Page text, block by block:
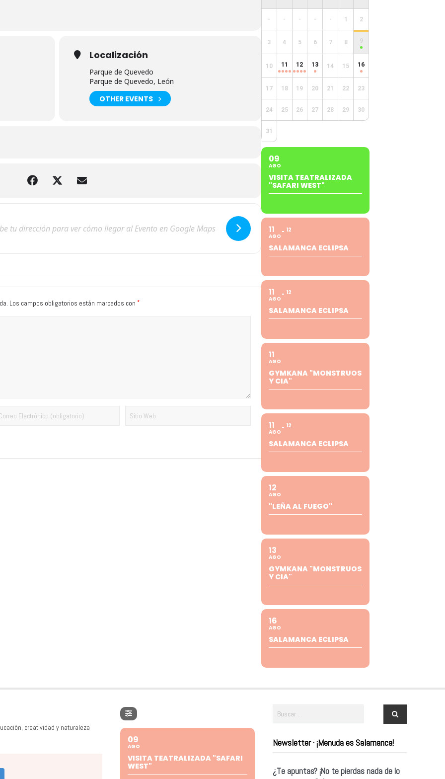
Localización
Parque de Quevedo
Parque de Quevedo, León
OTHER EVENTS
Los campos obligatorios están marcados con *
- - - - - 1 2
3 4 5 6 7 8 9
10 11 12 13 14 15 16
17 18 19 20 21 22 23
24 25 26 27 28 29 30
31
09
AGO
VISITA TEATRALIZADA
"SAFARI WEST"
11
AGO
12
SALAMANCA ECLIPSA
11
AGO
12
SALAMANCA ECLIPSA
11
AGO
GYMKANA "MONSTRUOS
Y CIA"
11
AGO
12
SALAMANCA ECLIPSA
12
AGO
"LEÑA AL FUEGO"
13
AGO
GYMKANA "MONSTRUOS
Y CIA"
16
AGO
SALAMANCA ECLIPSA
creatividad y naturaleza
09
AGO
VISITA TEATRALIZADA "SAFARI
WEST"
Newsletter · ¡Menuda es Salamanca!
¿Te apuntas? ¡No te pierdas nada de lo